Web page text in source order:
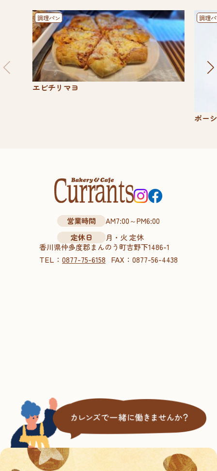
エビチリマヨ
調理パン
ポー
調理
営業時間
AM7:00～PM6:00
定休日
月・火 定休
香川県仲多度郡まんのう町吉野下1486-1
TEL： 0877-75-6158 FAX： 0877-56-4438